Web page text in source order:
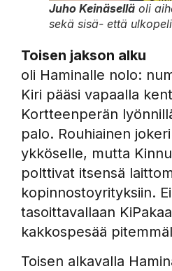
Juho Keinäsellä oli
sekä sisä- että
Toisen jakson alku
oli Haminalle nolo:
Kiri pääsi vapaalla
Kortteenperän
palo. Rouhiainen
ykköselle, mutta
polttivat itsensä
kopinnostoyrityksiin.
tasoittavallaan
kakkospesää
Toisen alkavalla